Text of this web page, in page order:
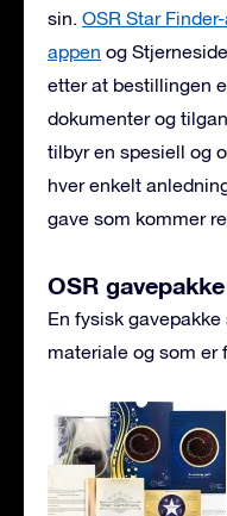
sin. OSR Star
appen og
etter at bestillingen
dokumenter og
tilbyr en spesiell og
hver enkelt
gave som kommer
OSR gavepakke
En fysisk
materiale og som er